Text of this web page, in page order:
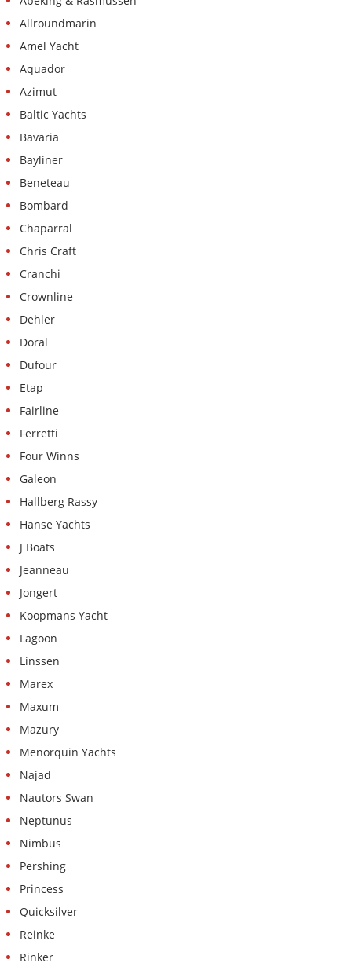
Allroundmarin
Amel Yacht
Aquador
Azimut
Baltic Yachts
Bavaria
Bayliner
Beneteau
Bombard
Chaparral
Chris Craft
Cranchi
Crownline
Dehler
Doral
Dufour
Etap
Fairline
Ferretti
Four Winns
Galeon
Hallberg Rassy
Hanse Yachts
J Boats
Jeanneau
Jongert
Koopmans Yacht
Lagoon
Linssen
Marex
Maxum
Mazury
Menorquin Yachts
Najad
Nautors Swan
Neptunus
Nimbus
Pershing
Princess
Quicksilver
Reinke
Rinker